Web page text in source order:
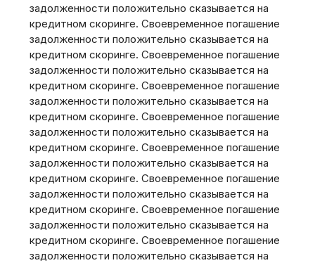
задолженности положительно сказывается на
кредитном скоринге. Своевременное погашение
задолженности положительно сказывается на
кредитном скоринге. Своевременное погашение
задолженности положительно сказывается на
кредитном скоринге. Своевременное погашение
задолженности положительно сказывается на
кредитном скоринге. Своевременное погашение
задолженности положительно сказывается на
кредитном скоринге. Своевременное погашение
задолженности положительно сказывается на
кредитном скоринге. Своевременное погашение
задолженности положительно сказывается на
кредитном скоринге. Своевременное погашение
задолженности положительно сказывается на
кредитном скоринге. Своевременное погашение
задолженности положительно сказывается на